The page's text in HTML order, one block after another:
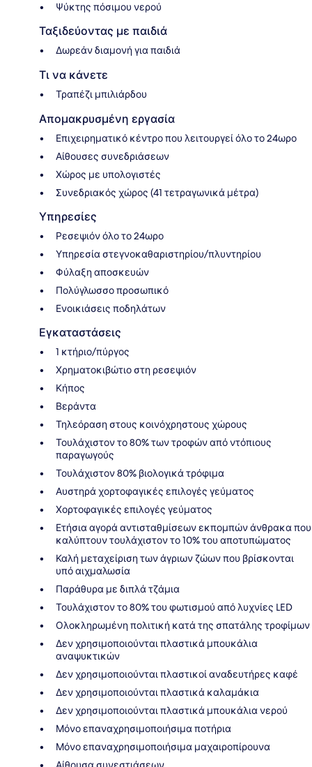
Ψύκτης πόσιμου νερού
Ταξιδεύοντας με παιδιά
Δωρεάν διαμονή για παιδιά
Τι να κάνετε
Τραπέζι μπιλιάρδου
Απομακρυσμένη εργασία
Επιχειρηματικό κέντρο που λειτουργεί όλο το 24ωρο
Αίθουσες συνεδριάσεων
Χώρος με υπολογιστές
Συνεδριακός χώρος (41 τετραγωνικά μέτρα)
Υπηρεσίες
Ρεσεψιόν όλο το 24ωρο
Υπηρεσία στεγνοκαθαριστηρίου/πλυντηρίου
Φύλαξη αποσκευών
Πολύγλωσσο προσωπικό
Ενοικιάσεις ποδηλάτων
Εγκαταστάσεις
1 κτήριο/πύργος
Χρηματοκιβώτιο στη ρεσεψιόν
Κήπος
Βεράντα
Τηλεόραση στους κοινόχρηστους χώρους
Τουλάχιστον το 80% των τροφών από ντόπιους
παραγωγούς
Τουλάχιστον 80% βιολογικά τρόφιμα
Αυστηρά χορτοφαγικές επιλογές γεύματος
Χορτοφαγικές επιλογές γεύματος
Ετήσια αγορά αντισταθμίσεων εκπομπών άνθρακα που
καλύπτουν τουλάχιστον το 10% του αποτυπώματος
Καλή μεταχείριση των άγριων ζώων που βρίσκονται
υπό αιχμαλωσία
Παράθυρα με διπλά τζάμια
Τουλάχιστον το 80% του φωτισμού από λυχνίες LED
Ολοκληρωμένη πολιτική κατά της σπατάλης τροφίμων
Δεν χρησιμοποιούνται πλαστικά μπουκάλια
αναψυκτικών
Δεν χρησιμοποιούνται πλαστικοί αναδευτήρες καφέ
Δεν χρησιμοποιούνται πλαστικά καλαμάκια
Δεν χρησιμοποιούνται πλαστικά μπουκάλια νερού
Μόνο επαναχρησιμοποιήσιμα ποτήρια
Μόνο επαναχρησιμοποιήσιμα μαχαιροπίρουνα